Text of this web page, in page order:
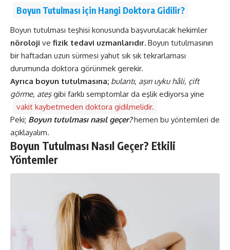
Boyun Tutulması için Hangi Doktora Gidilir?
Boyun tutulması teşhisi konusunda başvurulacak hekimler
nöroloji ve fizik tedavi uzmanlarıdır. Boyun tutulmasının
bir haftadan uzun sürmesi yahut sık sık tekrarlaması
durumunda doktora görünmek gerekir.
Ayrıca boyun tutulmasına; bulantı, aşırı uyku hâli, çift
görme, ateşgibi farklı semptomlar da eşlik ediyorsa yine
vakit kaybetmeden doktora gidilmelidir.
Peki; Boyun tutulması nasıl geçer?hemen bu yöntemleri de
açıklayalım.
Boyun Tutulması Nasıl Geçer? Etkili
Yöntemler